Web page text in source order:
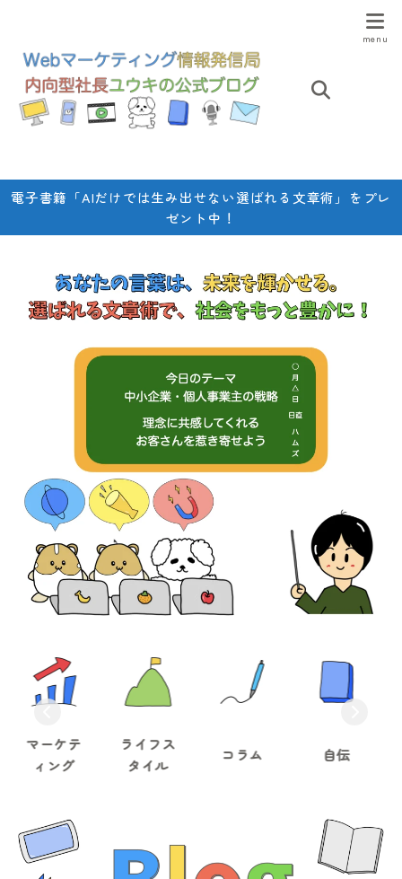
電子書籍「AIだけでは生み出せない選ばれる文章術」をプレ
ゼント中！
Previous
ケテ
ライフス
タイル
コラム